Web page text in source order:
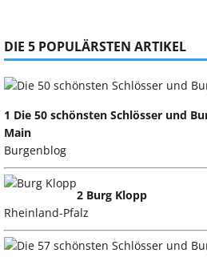
DIE 5 POPULÄRSTEN ARTIKEL
1 Die 50 schönsten Schlösser und
Main
Burgenblog
2 Burg Klopp
Rheinland-Pfalz